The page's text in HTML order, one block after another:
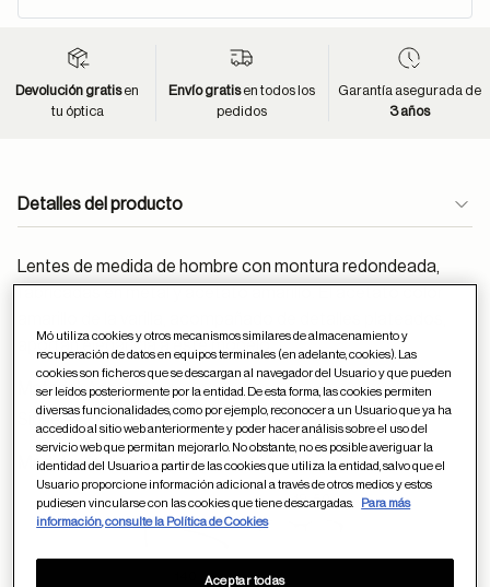
Devolución gratisen
tu óptica
Envío gratisen todos los
pedidos
Garantía asegurada de
3 años
Detalles del producto
Lentes de medida de hombre con montura redondeada,
aportan elegancia a este modelo.
Material:Acetato
Sigue estosconsejospara el cuidado de las gafas
Medidas (milímetros):
19 50
Mó utiliza cookies y otros mecanismos similares de almacenamiento y
recuperación de datos en equipos terminales (en adelante, cookies). Las
cookies son ficheros que se descargan al navegador del Usuario y que pueden
ser leídos posteriormente por la entidad. De esta forma, las cookies permiten
diversas funcionalidades, como por ejemplo, reconocer a un Usuario que ya ha
accedido al sitio web anteriormente y poder hacer análisis sobre el uso del
servicio web que permitan mejorarlo. No obstante, no es posible averiguar la
identidad del Usuario a partir de las cookies que utiliza la entidad, salvo que el
Usuario proporcione información adicional a través de otros medios y estos
pudiesen vincularse con las cookies que tiene descargadas.
Para más
información, consulte la Política de Cookies
Aceptar todas